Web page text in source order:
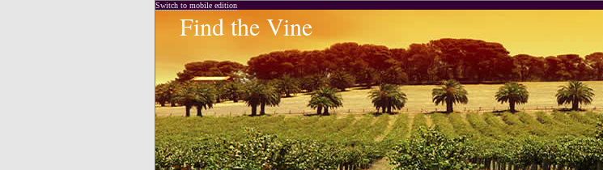
Switch to mobile edition
Find the Vine